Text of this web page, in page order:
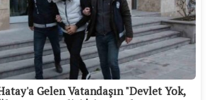
Gelen Vatandaşın "Devlet Yok,